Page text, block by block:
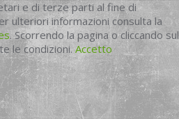
e di terze parti al fine di
ulteriori informazioni consulta la
. Scorrendo la pagina o cliccando sul
le condizioni. Accetto